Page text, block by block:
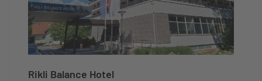
Rikli Balance Hotel